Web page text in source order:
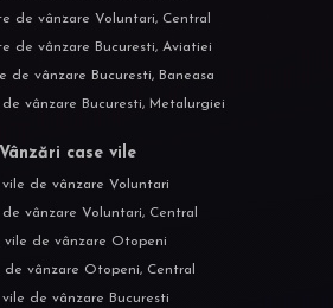
de vânzare Voluntari, Central
de vânzare Bucuresti, Aviatiei
de vânzare Bucuresti, Baneasa
vânzare Bucuresti, Metalurgiei
Vânzări case vile
vile de vânzare Voluntari
de vânzare Voluntari, Central
vile de vânzare Otopeni
de vânzare Otopeni, Central
vile de vânzare Bucuresti